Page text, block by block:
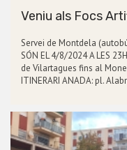
Veniu als Focs
Servei de Montdela
SÓN EL 4/8/2024 A LES
de Vilartagues fins al
ITINERARI ANADA: pl.